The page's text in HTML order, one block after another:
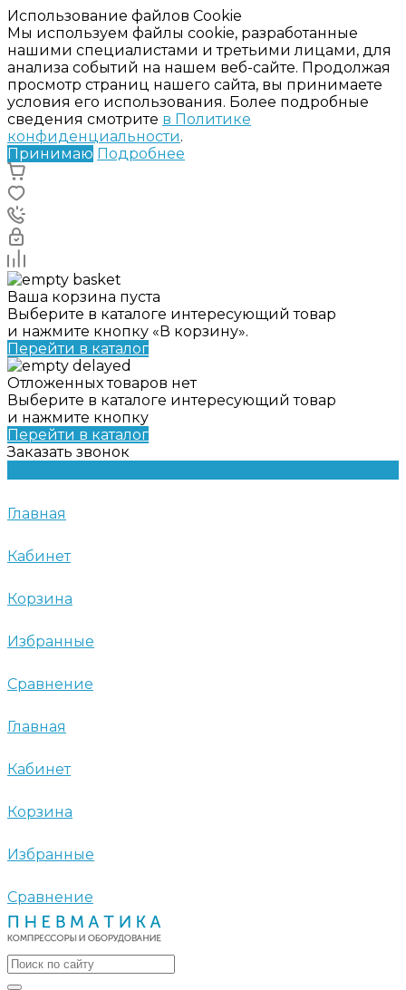
Использование файлов Cookie
Мы используем файлы cookie, разработанные
нашими специалистами и третьими лицами, для
анализа событий на нашем веб-сайте. Продолжая
просмотр страниц нашего сайта, вы принимаете
условия его использования. Более подробные
сведения смотрите в Политике
конфиденциальности.
Принимаю Подробнее
Ваша корзина пуста
Выберите в каталоге интересующий товар
и нажмите кнопку «В корзину».
Перейти в каталог
Отложенных товаров нет
Выберите в каталоге интересующий товар
и нажмите кнопку
Перейти в каталог
Заказать звонок
Главная
Кабинет
Корзина
Избранные
Сравнение
Главная
Кабинет
Корзина
Избранные
Сравнение